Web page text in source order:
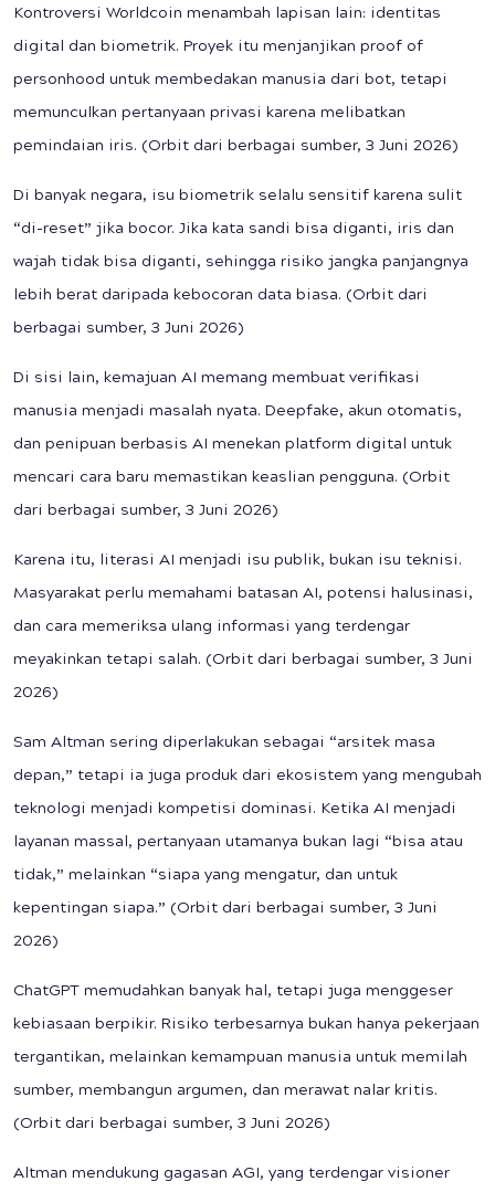
Kontroversi Worldcoin menambah lapisan lain: identitas
digital dan biometrik. Proyek itu menjanjikan proof of
personhood untuk membedakan manusia dari bot, tetapi
memunculkan pertanyaan privasi karena melibatkan
pemindaian iris. (Orbit dari berbagai sumber, 3 Juni 2026)
Di banyak negara, isu biometrik selalu sensitif karena sulit
“di-reset” jika bocor. Jika kata sandi bisa diganti, iris dan
wajah tidak bisa diganti, sehingga risiko jangka panjangnya
lebih berat daripada kebocoran data biasa. (Orbit dari
berbagai sumber, 3 Juni 2026)
Di sisi lain, kemajuan AI memang membuat verifikasi
manusia menjadi masalah nyata. Deepfake, akun otomatis,
dan penipuan berbasis AI menekan platform digital untuk
mencari cara baru memastikan keaslian pengguna. (Orbit
dari berbagai sumber, 3 Juni 2026)
Karena itu, literasi AI menjadi isu publik, bukan isu teknisi.
Masyarakat perlu memahami batasan AI, potensi halusinasi,
dan cara memeriksa ulang informasi yang terdengar
meyakinkan tetapi salah. (Orbit dari berbagai sumber, 3 Juni
2026)
Sam Altman sering diperlakukan sebagai “arsitek masa
depan,” tetapi ia juga produk dari ekosistem yang mengubah
teknologi menjadi kompetisi dominasi. Ketika AI menjadi
layanan massal, pertanyaan utamanya bukan lagi “bisa atau
tidak,” melainkan “siapa yang mengatur, dan untuk
kepentingan siapa.” (Orbit dari berbagai sumber, 3 Juni
2026)
ChatGPT memudahkan banyak hal, tetapi juga menggeser
kebiasaan berpikir. Risiko terbesarnya bukan hanya pekerjaan
tergantikan, melainkan kemampuan manusia untuk memilah
sumber, membangun argumen, dan merawat nalar kritis.
(Orbit dari berbagai sumber, 3 Juni 2026)
Altman mendukung gagasan AGI, yang terdengar visioner